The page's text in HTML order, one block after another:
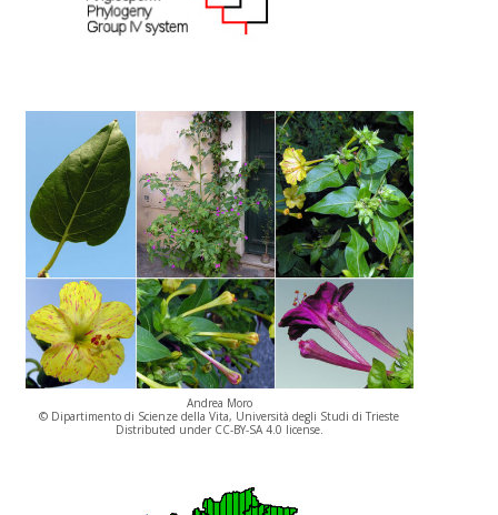
Andrea Moro
© Dipartimento di Scienze della Vita, Università degli Studi di Trieste
Distributed under CC-BY-SA 4.0 license.